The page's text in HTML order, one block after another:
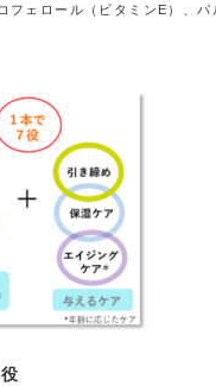
フェロール（ビタミンE）、パ